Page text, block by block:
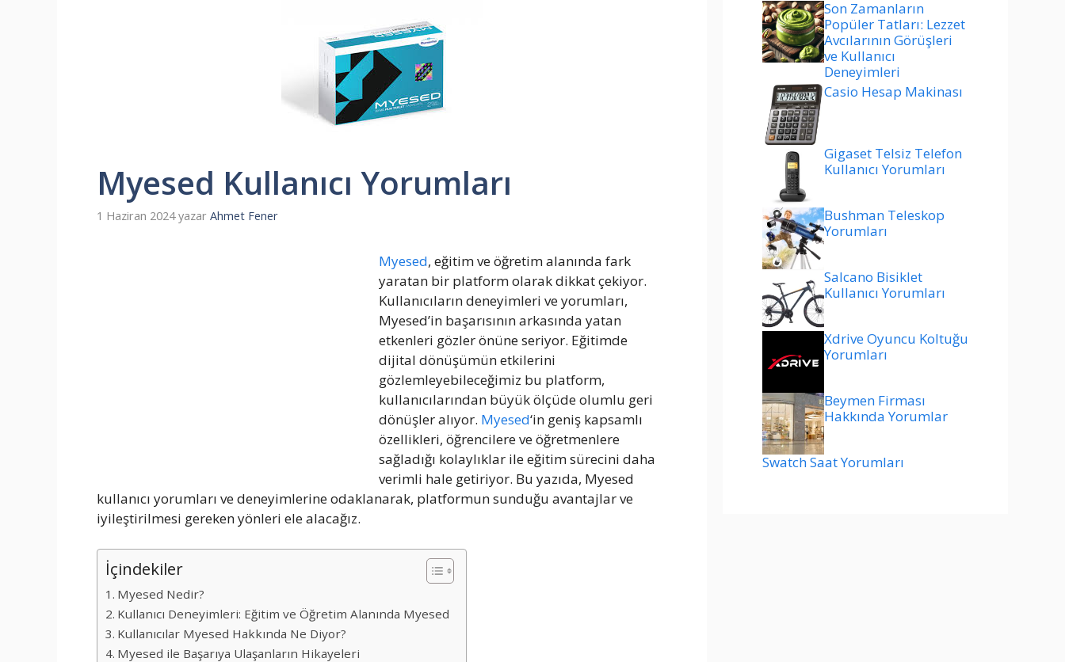
Myesed Kullanıcı Yorumları
1 Haziran 2024 yazar Ahmet Fener
Myesed, eğitim ve öğretim alanında fark
yaratan bir platform olarak dikkat çekiyor.
Kullanıcıların deneyimleri ve yorumları,
Myesed’in başarısının arkasında yatan
etkenleri gözler önüne seriyor. Eğitimde
dijital dönüşümün etkilerini
gözlemleyebileceğimiz bu platform,
kullanıcılarından büyük ölçüde olumlu geri
dönüşler alıyor. Myesed‘in geniş kapsamlı
özellikleri, öğrencilere ve öğretmenlere
sağladığı kolaylıklar ile eğitim sürecini daha
verimli hale getiriyor. Bu yazıda, Myesed
kullanıcı yorumları ve deneyimlerine odaklanarak, platformun sunduğu avantajlar ve
iyileştirilmesi gereken yönleri ele alacağız.
İçindekiler
Myesed Nedir?
Kullanıcı Deneyimleri: Eğitim ve Öğretim Alanında Myesed
Kullanıcılar Myesed Hakkında Ne Diyor?
Myesed ile Başarıya Ulaşanların Hikayeleri
Son Zamanların
Popüler Tatları: Lezzet
Avcılarının Görüşleri
ve Kullanıcı
Deneyimleri
Casio Hesap Makinası
Gigaset Telsiz Telefon
Kullanıcı Yorumları
Bushman Teleskop
Yorumları
Salcano Bisiklet
Kullanıcı Yorumları
Xdrive Oyuncu Koltuğu
Yorumları
Beymen Firması
Hakkında Yorumlar
Swatch Saat Yorumları